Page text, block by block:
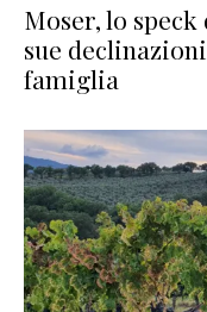
Moser, lo speck
sue
famiglia